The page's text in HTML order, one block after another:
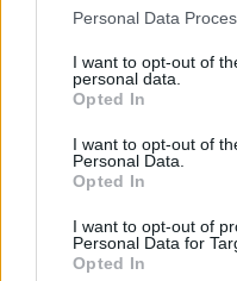
Please note that this
not limited to your visit or
grant or deny consent to
use your data for below
consent section.
Personal Data
I want to opt-out of
personal data.
Opted In
I want to opt-out of
Personal Data.
Opted In
I want to opt-out of
Personal Data for
Opted In
Lázadt ő ez
fest, mi meg a
A mamám
úgy utána
Kedvencem volt
Akkor miatta
gimnáziumba.